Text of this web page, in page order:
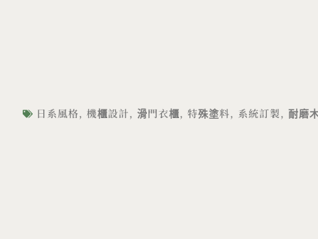
日系風格,機櫃設計,滑門衣櫃,特殊塗料, 系統訂製,耐磨